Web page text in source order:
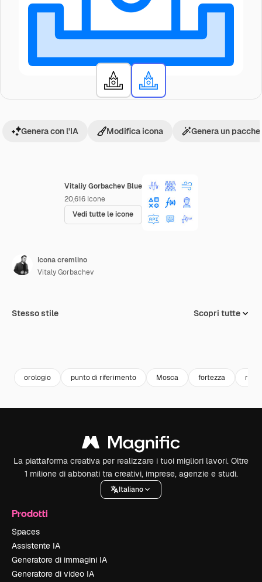
Vitaliy Gorbachev Blue
20,616 Icone
Vedi tutte le icone
Genera con l'IA Modifica icona Genera un
Icona cremlino
Vitaly Gorbachev
Stesso stile Scopri tutte
orologio punto di riferimento Mosca fortezza
La piattaforma creativa per realizzare i tuoi migliori lavori. Oltre
1 milione di abbonati tra creativi, imprese, agenzie e studi.
Italiano
Prodotti
Spaces
Assistente IA
Generatore di immagini IA
Generatore di video IA